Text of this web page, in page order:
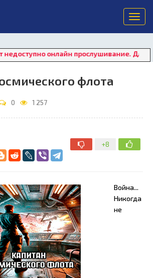
онлайн прослушивание. Для
флота
0 1 257
+8
Война...
Никогда
не